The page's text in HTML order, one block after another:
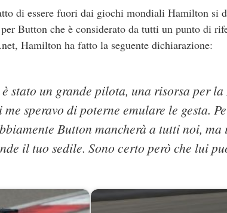
di essere fuori dai giochi mondiali Hamilton si
Button che è considerato da tutti un punto di
Hamilton ha fatto la seguente dichiarazione:
è stato un grande pilota, una risorsa per la
speravo di poterne emulare le gesta.
Button mancherà a tutti noi,
il tuo sedile. Sono certo però che lui